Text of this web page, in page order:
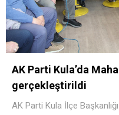
AK Parti Kula’da
gerçekleştirildi
AK Parti Kula İlçe